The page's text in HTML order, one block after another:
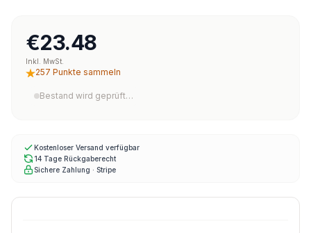
€23.48
Inkl. MwSt.
257 Punkte sammeln
Bestand wird geprüft…
Kostenloser Versand verfügbar
14 Tage Rückgaberecht
Sichere Zahlung · Stripe